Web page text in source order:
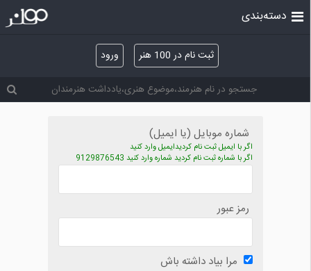
ثبت نام در 100 هنر ورود
دسته‌بندی
شماره موبایل (یا ایمیل)
اگر با ایمیل ثبت نام کردیدایمیل وارد کنید
اگر با شماره ثبت نام کردید شماره وارد کنید 9129876543
رمز عبور
مرا بیاد داشته باش